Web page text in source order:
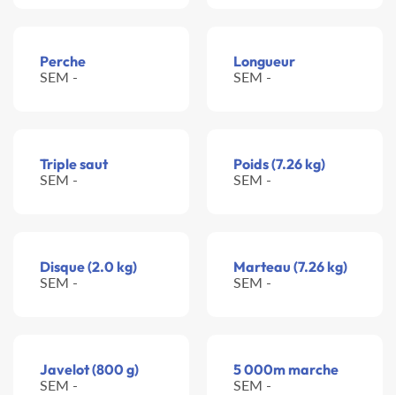
Perche
SEM -
Longueur
SEM -
Triple saut
SEM -
Poids (7.26 kg)
SEM -
Disque (2.0 kg)
SEM -
Marteau (7.26 kg)
SEM -
Javelot (800 g)
SEM -
5 000m marche
SEM -